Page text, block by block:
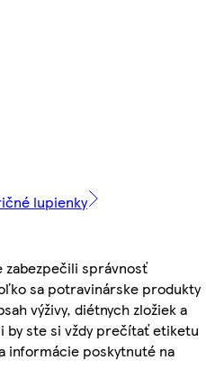
lupienky
zabezpečili správnosť
sa potravinárske produkty
výživy, diétnych zložiek a
by ste si vždy prečítať etiketu
informácie poskytnuté na